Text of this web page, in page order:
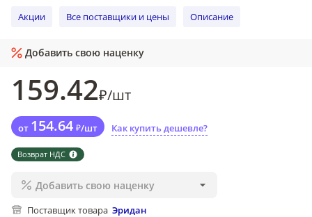
Акции Все поставщики и цены Описание
Добавить свою наценку
159.42₽/шт
от 154.64 ₽/шт Как купить дешевле?
Возврат НДС
Добавить свою наценку
Поставщик товара Эридан